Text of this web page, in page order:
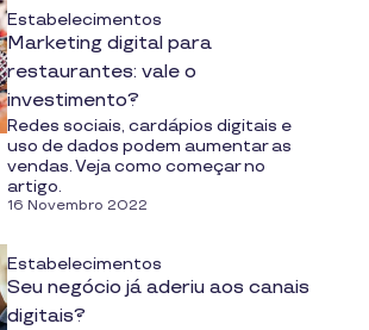
Estabelecimentos
Marketing digital para
restaurantes: vale o
investimento?
Redes sociais, cardápios digitais e
uso de dados podem aumentar as
vendas. Veja como começar no
artigo.
16 Novembro 2022
Estabelecimentos
Seu negócio já aderiu aos canais
digitais?